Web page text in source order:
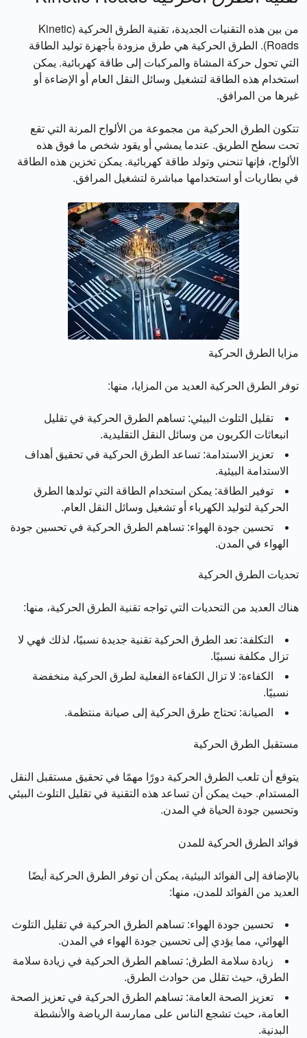
من بين هذه التقنيات الجديدة، تقنية الطرق الحركية (Kinetic
Roads).
الطرق الحركية هي طرق مزودة بأجهزة توليد الطاقة
التي تحول حركة المشاة والمركبات إلى طاقة كهربائية. يمكن
استخدام هذه الطاقة لتشغيل وسائل النقل العام أو الإضاءة أو
غيرها من المرافق.
تتكون الطرق الحركية من مجموعة من الألواح المرنة التي تقع
تحت سطح الطريق. عندما يمشي أو يقود شخص ما فوق هذه
الألواح، فإنها تنحني وتولد طاقة كهربائية. يمكن تخزين هذه الطاقة
في بطاريات أو استخدامها مباشرة لتشغيل المرافق.
مزايا الطرق الحركية
توفر الطرق الحركية العديد من المزايا، منها:
تقليل التلوث البيئي: تساهم الطرق الحركية في تقليل
انبعاثات الكربون من وسائل النقل التقليدية.
تعزيز الاستدامة: تساعد الطرق الحركية في تحقيق أهداف
الاستدامة البيئية.
توفير الطاقة: يمكن استخدام الطاقة التي تولدها الطرق
الحركية لتوليد الكهرباء أو تشغيل وسائل النقل العام.
تحسين جودة الهواء: تساهم الطرق الحركية في تحسين جودة
الهواء في المدن.
تحديات الطرق الحركية
هناك العديد من التحديات التي تواجه تقنية الطرق الحركية، منها:
التكلفة: تعد الطرق الحركية تقنية جديدة نسبيًا، لذلك فهي لا
تزال مكلفة نسبيًا.
الكفاءة: لا تزال الكفاءة الفعلية لطرق الحركية منخفضة
نسبيًا.
الصيانة: تحتاج طرق الحركية إلى صيانة منتظمة.
مستقبل الطرق الحركية
يتوقع أن تلعب الطرق الحركية دورًا مهمًا في تحقيق مستقبل النقل
المستدام. حيث يمكن أن تساعد هذه التقنية في تقليل التلوث البيئي
وتحسين جودة الحياة في المدن.
فوائد الطرق الحركية للمدن
بالإضافة إلى الفوائد البيئية، يمكن أن توفر الطرق الحركية أيضًا
العديد من الفوائد للمدن، منها:
تحسين جودة الهواء: تساهم الطرق الحركية في تقليل التلوث
الهوائي، مما يؤدي إلى تحسين جودة الهواء في المدن.
زيادة سلامة الطرق: تساهم الطرق الحركية في زيادة سلامة
الطرق، حيث تقلل من حوادث الطرق.
تعزيز الصحة العامة: تساهم الطرق الحركية في تعزيز الصحة
العامة، حيث تشجع الناس على ممارسة الرياضة والأنشطة
البدنية.